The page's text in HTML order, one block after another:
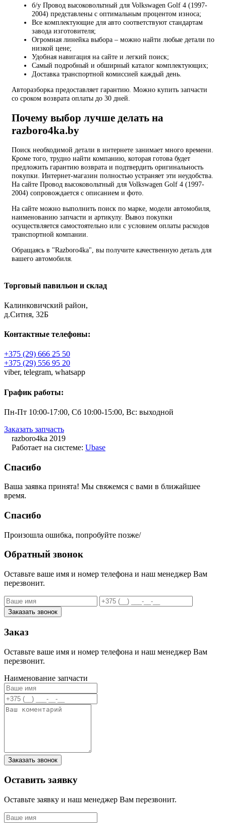
б/у Провод высоковольтный для Volkswagen Golf 4 (1997-
2004) представлены с оптимальным процентом износа;
Все комплектующие для авто соответствуют стандартам
завода изготовителя;
Огромная линейка выбора – можно найти любые детали по
низкой цене;
Удобная навигация на сайте и легкий поиск;
Самый подробный и обширный каталог комплектующих;
Доставка транспортной комиссией каждый день.
Авторазборка предоставляет гарантию. Можно купить запчасти
со сроком возврата оплаты до 30 дней.
Почему выбор лучше делать на
razboro4ka.by
Поиск необходимой детали в интернете занимает много времени.
Кроме того, трудно найти компанию, которая готова будет
предложить гарантию возврата и подтвердить оригинальность
покупки. Интернет-магазин полностью устраняет эти неудобства.
На сайте Провод высоковольтный для Volkswagen Golf 4 (1997-
2004) сопровождается с описанием и фото.
На сайте можно выполнить поиск по марке, модели автомобиля,
наименованию запчасти и артикулу. Вывоз покупки
осуществляется самостоятельно или с условием оплаты расходов
транспортной компании.
Обращаясь в "Razboro4ka", вы получите качественную деталь для
вашего автомобиля.
Торговый павильон и склад
Калинковичский район,
д.Ситня, 32Б
Контактные телефоны:
+375 (29) 666 25 50
+375 (29) 556 95 20
viber, telegram, whatsapp
График работы:
Пн-Пт 10:00-17:00, Сб 10:00-15:00, Вс: выходной
Заказать запчасть
razboro4ka 2019
Работает на системе: Ubase
Спасибо
Ваша заявка принята! Мы свяжемся с вами в ближайшее
время.
Спасибо
Произошла ошибка, попробуйте позже/
Обратный звонок
Оставьте ваше имя и номер телефона и наш менеджер Вам
перезвонит.
Заказать звонок
Заказ
Оставьте ваше имя и номер телефона и наш менеджер Вам
перезвонит.
Наименование запчасти
Заказать звонок
Оставить заявку
Оставьте заявку и наш менеджер Вам перезвонит.